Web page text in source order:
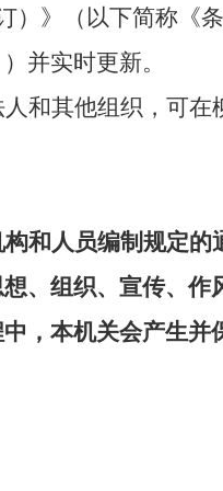
）》（以下简称《
并实时更新。
和其他组织，可在
和人员编制规定的
、组织、宣传、作
，本机关会产生并